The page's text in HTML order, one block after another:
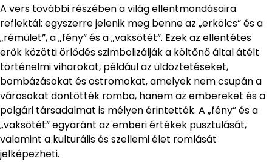
A vers további részében a világ ellentmondásaira
reflektál: egyszerre jelenik meg benne az „erkölcs” és a
„rémület”, a „fény” és a „vaksötét”. Ezek az ellentétes
erők közötti örlődés szimbolizálják a költőnő által átélt
történelmi viharokat, például az üldöztetéseket,
bombázásokat és ostromokat, amelyek nem csupán a
városokat döntötték romba, hanem az embereket és a
polgári társadalmat is mélyen érintették. A „fény” és a
„vaksötét” egyaránt az emberi értékek pusztulását,
valamint a kulturális és szellemi élet romlását
jelképezheti.